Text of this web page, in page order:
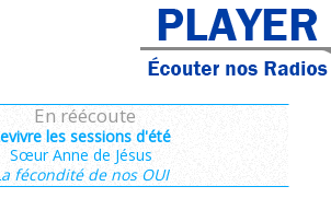
En réécoute
les sessions d'été
Sœur Anne de Jésus
fécondité de nos OUI
37/106
6/7 - Vendredi + Saint Sixte II
Mertz